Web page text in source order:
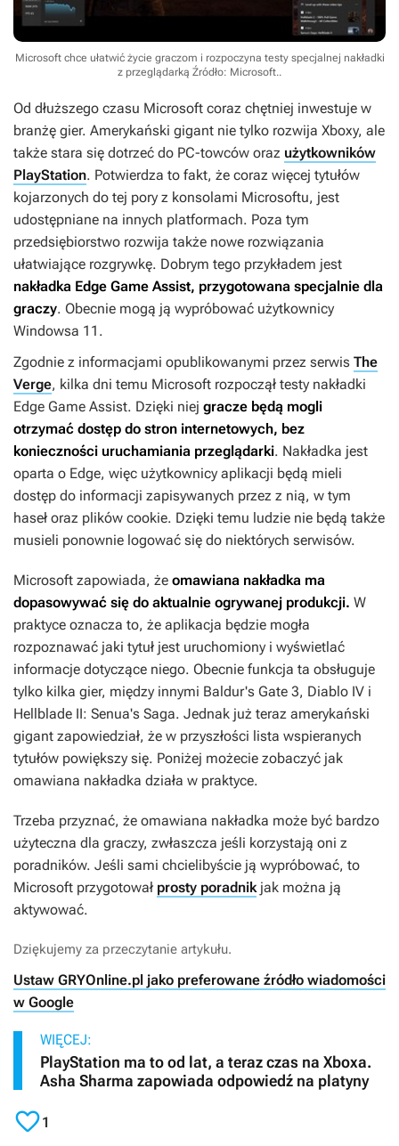
Microsoft chce ułatwić życie graczom i rozpoczyna testy specjalnej nakładki
z przeglądarką Źródło: Microsoft..
Od dłuższego czasu Microsoft coraz chętniej inwestuje w
branżę gier. Amerykański gigant nie tylko rozwija Xboxy, ale
także stara się dotrzeć do PC-towców oraz użytkowników
PlayStation. Potwierdza to fakt, że coraz więcej tytułów
kojarzonych do tej pory z konsolami Microsoftu, jest
udostępniane na innych platformach. Poza tym
przedsiębiorstwo rozwija także nowe rozwiązania
ułatwiające rozgrywkę. Dobrym tego przykładem jest
nakładka Edge Game Assist, przygotowana specjalnie dla
graczy. Obecnie mogą ją wypróbować użytkownicy
Windowsa 11.
Zgodnie z informacjami opublikowanymi przez serwis The
Verge, kilka dni temu Microsoft rozpoczął testy nakładki
Edge Game Assist. Dzięki niej gracze będą mogli
otrzymać dostęp do stron internetowych, bez
konieczności uruchamiania przeglądarki. Nakładka jest
oparta o Edge, więc użytkownicy aplikacji będą mieli
dostęp do informacji zapisywanych przez z nią, w tym
haseł oraz plików cookie. Dzięki temu ludzie nie będą także
musieli ponownie logować się do niektórych serwisów.
Microsoft zapowiada, że omawiana nakładka ma
dopasowywać się do aktualnie ogrywanej produkcji. W
praktyce oznacza to, że aplikacja będzie mogła
rozpoznawać jaki tytuł jest uruchomiony i wyświetlać
informacje dotyczące niego. Obecnie funkcja ta obsługuje
tylko kilka gier, między innymi Baldur's Gate 3, Diablo IV i
Hellblade II: Senua's Saga. Jednak już teraz amerykański
gigant zapowiedział, że w przyszłości lista wspieranych
tytułów powiększy się. Poniżej możecie zobaczyć jak
omawiana nakładka działa w praktyce.
Trzeba przyznać, że omawiana nakładka może być bardzo
użyteczna dla graczy, zwłaszcza jeśli korzystają oni z
poradników. Jeśli sami chcielibyście ją wypróbować, to
Microsoft przygotował prosty poradnikjak można ją
aktywować.
Dziękujemy za przeczytanie artykułu.
Ustaw GRYOnline.pl jako preferowane źródło wiadomości
w Google
WIĘCEJ:
PlayStation ma to od lat, a teraz czas na Xboxa.
Asha Sharma zapowiada odpowiedź na platyny
1